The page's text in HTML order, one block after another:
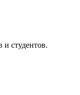
и студентов.